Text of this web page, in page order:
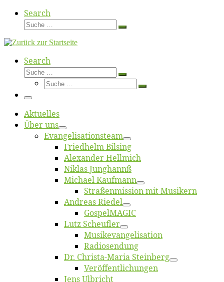
Search
Suche
Suche
Search
Suche
Suche
Suche
Suche
Menü
Ak­tu­el­les
Über uns
Evangelisa­tions­team
Fried­helm Bilsing
Alex­an­der Hellmich
Ni­klas Junghannß
Mi­cha­el Kaufmann
Straßenmis­sion mit Musikern
An­dre­as Riedel
Gos­pel­MA­GIC
Lutz Scheuf­ler
Musikevan­ge­li­sa­tion
Ra­dio­sen­dung
Dr. Chris­­ta-Ma­ria Steinberg
Ver­öf­fent­li­chun­gen
Jens Ulb­richt